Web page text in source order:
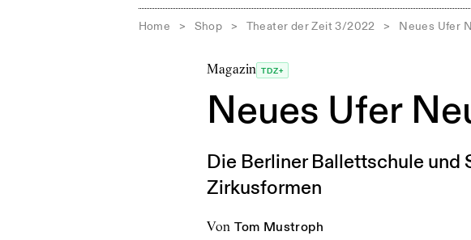
Home > Shop > Theater der Zeit 3/2022 > Neues Ufer
Magazin TDZ+
Neues Ufer
Die Berliner Ballettschule und
Zirkusformen
von Tom Mustroph